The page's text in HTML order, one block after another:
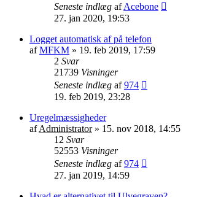
Seneste indlæg afAcebone
27. jan 2020, 19:53
Logget automatisk af på telefon
afMFKM » 19. feb 2019, 17:59
2 Svar
21739 Visninger
Seneste indlæg af974
19. feb 2019, 23:28
Uregelmæssigheder
afAdministrator» 15. nov 2018, 14:55
12 Svar
52553 Visninger
Seneste indlæg af974
27. jan 2019, 14:59